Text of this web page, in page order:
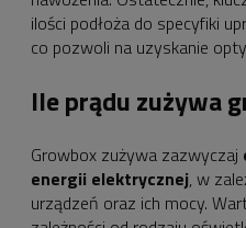
ilości podłoża do specyfiki
co pozwoli na uzyskanie
Ile prądu zużywa
Growbox zużywa zazwyczaj
energii elektrycznej, w
urządzeń oraz ich mocy.